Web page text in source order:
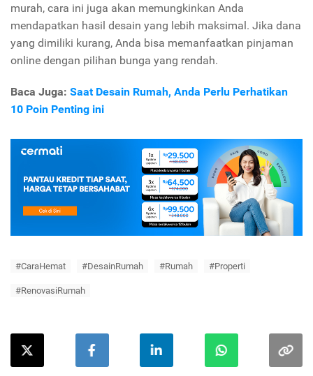
murah, cara ini juga akan memungkinkan Anda
mendapatkan hasil desain yang lebih maksimal. Jika dana
yang dimiliki kurang, Anda bisa memanfaatkan pinjaman
online dengan pilihan bunga yang rendah.
Baca Juga: Saat Desain Rumah, Anda Perlu Perhatikan
10 Poin Penting ini
#CaraHemat #DesainRumah #Rumah #Properti
#RenovasiRumah